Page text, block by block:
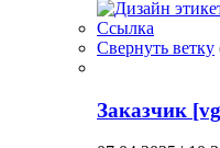
Ссылка
Свернуть ветку
Заказчик